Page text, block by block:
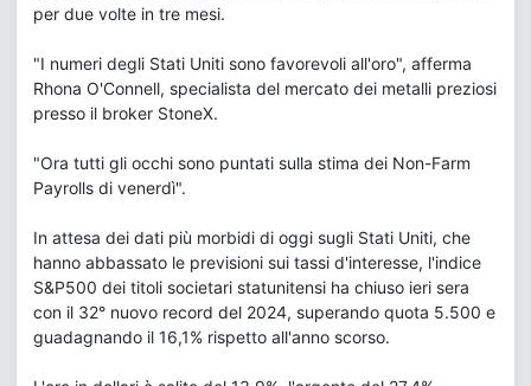
per due volte in tre mesi.
"I numeri degli Stati Uniti sono favorevoli all'oro", afferma
Rhona O'Connell, specialista del mercato dei metalli preziosi
presso il broker StoneX.
"Ora tutti gli occhi sono puntati sulla stima dei Non-Farm
Payrolls di venerdì".
In attesa dei dati più morbidi di oggi sugli Stati Uniti, che
hanno abbassato le previsioni sui tassi d'interesse, l'indice
S&P500 dei titoli societari statunitensi ha chiuso ieri sera
con il 32° nuovo record del 2024, superando quota 5.500 e
guadagnando il 16,1% rispetto all'anno scorso.